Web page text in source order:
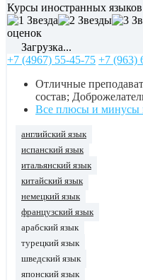
Курсы иностранных языков
оценок
Загрузка...
+7 (4967) 55-45-75 +7 (963)
Отличные
состав;
Все плюсы и минусы
английский язык
испанский язык
итальянский язык
китайский язык
немецкий язык
французский язык
арабский язык
турецкий язык
шведский язык
японский язык